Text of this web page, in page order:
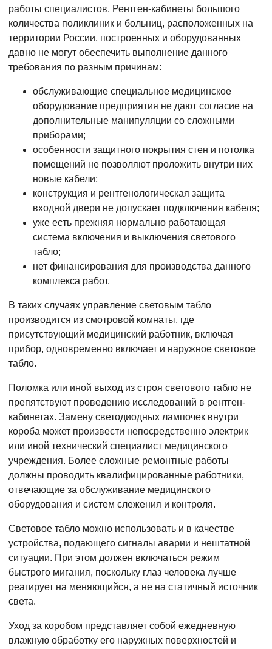
работы специалистов. Рентген-кабинеты большого
количества поликлиник и больниц, расположенных на
территории России, построенных и оборудованных
давно не могут обеспечить выполнение данного
требования по разным причинам:
обслуживающие специальное медицинское
оборудование предприятия не дают согласие на
дополнительные манипуляции со сложными
приборами;
особенности защитного покрытия стен и потолка
помещений не позволяют проложить внутри них
новые кабели;
конструкция и рентгенологическая защита
входной двери не допускает подключения кабеля;
уже есть прежняя нормально работающая
система включения и выключения светового
табло;
нет финансирования для производства данного
комплекса работ.
В таких случаях управление световым табло
производится из смотровой комнаты, где
присутствующий медицинский работник, включая
прибор, одновременно включает и наружное световое
табло.
Поломка или иной выход из строя светового табло не
препятствуют проведению исследований в рентген-
кабинетах. Замену светодиодных лампочек внутри
короба может произвести непосредственно электрик
или иной технический специалист медицинского
учреждения. Более сложные ремонтные работы
должны проводить квалифицированные работники,
отвечающие за обслуживание медицинского
оборудования и систем слежения и контроля.
Световое табло можно использовать и в качестве
устройства, подающего сигналы аварии и нештатной
ситуации. При этом должен включаться режим
быстрого мигания, поскольку глаз человека лучше
реагирует на меняющийся, а не на статичный источник
света.
Уход за коробом представляет собой ежедневную
влажную обработку его наружных поверхностей и